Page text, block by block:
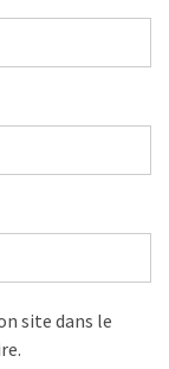
site dans le